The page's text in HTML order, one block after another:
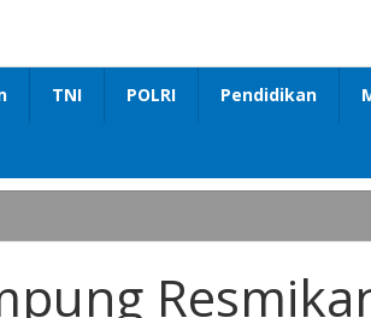
TNI POLRI Pendidikan